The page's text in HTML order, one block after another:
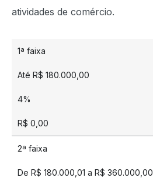
atividades de comércio.
1ª faixa
Até R$ 180.000,00
4%
R$ 0,00
2ª faixa
De R$ 180.000,01 a R$ 360.000,00